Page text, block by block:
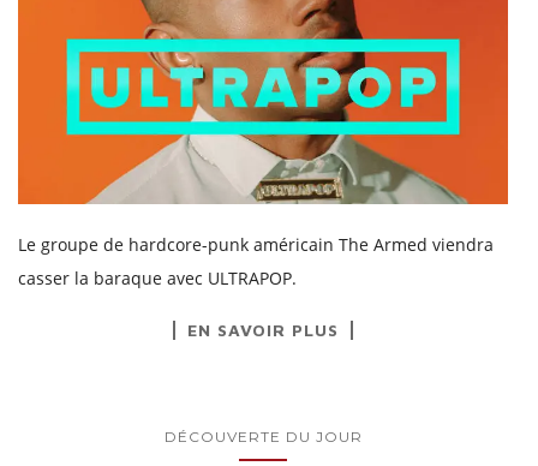
Le groupe de hardcore-punk américain The Armed viendra
casser la baraque avec ULTRAPOP.
EN SAVOIR PLUS
DÉCOUVERTE DU JOUR